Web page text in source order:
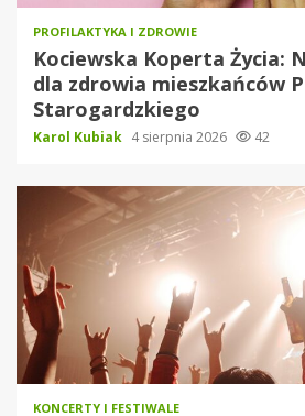
PROFILAKTYKA I ZDROWIE
Kociewska Koperta Życia:
dla zdrowia mieszkańców
Starogardzkiego
Karol Kubiak 4 sierpnia 2026 42
KONCERTY I FESTIWALE